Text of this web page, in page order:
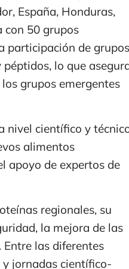
España, Honduras,
con 50 grupos
participación de grupos
lo que
grupos emergentes
nivel científico y
alimentos
apoyo de expertos de
regionales, su
la mejora de las
las diferentes
jornadas científico-